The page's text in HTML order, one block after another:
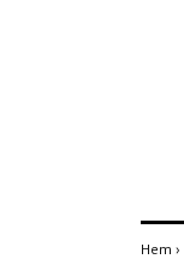
Hem ›